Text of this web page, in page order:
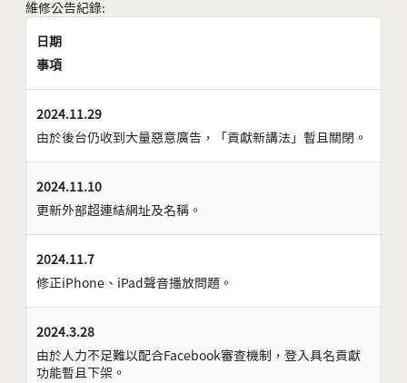
維修公告紀錄:
日期
事項
2024.11.29
由於後台仍收到大量惡意廣告，「貢獻新講法」暫且關閉。
2024.11.10
更新外部超連結網址及名稱。
2024.11.7
修正iPhone、iPad聲音播放問題。
2024.3.28
由於人力不足難以配合Facebook審查機制，登入具名貢獻
功能暫且下架。